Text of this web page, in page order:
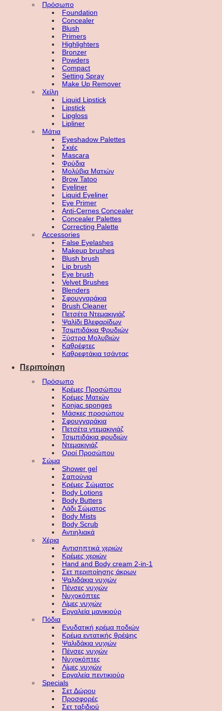
Πρόσωπο
Foundation
Concealer
Blush
Primers
Highlighters
Bronzer
Powders
Compact
Setting Spray
Make Up Remover
Χείλη
Liquid Lipstick
Lipstick
Lipgloss
Lipliner
Μάτια
Eyeshadow Palettes
Σκιές
Mascara
Φρύδια
Μολύβια Ματιών
Brow Tatoo
Eyeliner
Liquid Eyeliner
Eye Primer
Anti-Cernes Concealer
Concealer Palettes
Correcting Palette
Accessories
False Eyelashes
Makeup brushes
Blush brush
Lip brush
Eye brush
Velvet Brushes
Blenders
Σφουγγαράκια
Brush Cleaner
Πετσέτα Ντεμακιγιάζ
Ψαλίδι Βλεφαρίδων
Τσιμπιδάκια Φρυδιών
Ξύστρα Μολυβιών
Καθρέφτες
Καθρεφτάκια τσάντας
Περιποίηση
Πρόσωπο
Κρέμες Προσώπου
Κρέμες Ματιών
Konjac sponges
Μάσκες προσώπου
Σφουγγαράκια
Πετσέτα ντεμακιγιάζ
Τσιμπιδάκια φρυδιών
Ντεμακιγιάζ
Οροί Προσώπου
Σώμα
Shower gel
Σαπούνια
Κρέμες Σώματος
Body Lotions
Body Butters
Λάδι Σώματος
Body Mists
Body Scrub
Αντιηλιακά
Χέρια
Αντισηπτικά χεριών
Κρέμες χεριών
Hand and Body cream 2-in-1
Σετ περιποίησης άκρων
Ψαλιδάκια νυχιών
Πένσες νυχιών
Νυχοκόπτες
Λίμες νυχιών
Εργαλεία μανικιούρ
Πόδια
Ενυδατική κρέμα ποδιών
Κρέμα εντατικής θρέψης
Ψαλιδάκια νυχιών
Πένσες νυχιών
Νυχοκόπτες
Λίμες νυχιών
Εργαλεία πεντικιούρ
Specials
Σετ Δώρου
Προσφορές
Σετ ταξιδιού